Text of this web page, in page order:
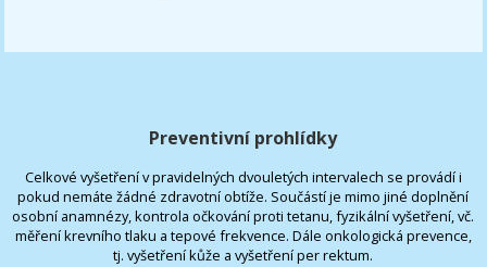
Preventivní prohlídky
Celkové vyšetření v pravidelných dvouletých intervalech se provádí i
pokud nemáte žádné zdravotní obtíže. Součástí je mimo jiné doplnění
osobní anamnézy, kontrola očkování proti tetanu, fyzikální vyšetření, vč.
měření krevního tlaku a tepové frekvence. Dále onkologická prevence,
tj. vyšetření kůže a vyšetření per rektum.